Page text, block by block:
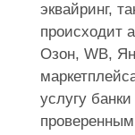
эквайринг,
происходит
Озон, WB,
услугу